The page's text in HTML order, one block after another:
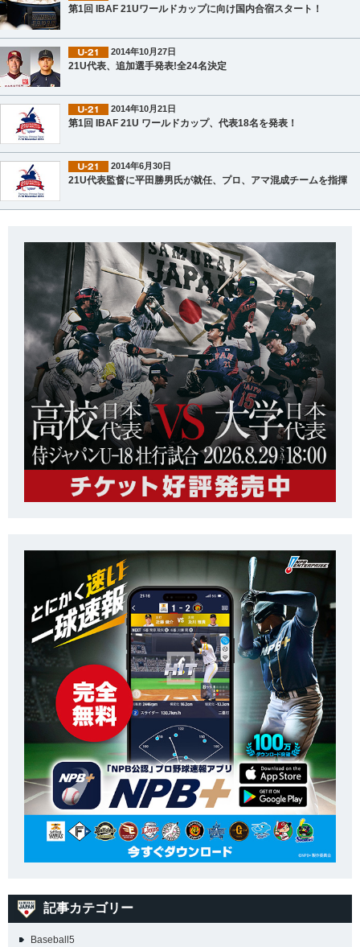
第1回 IBAF 21Uワールドカップに向け国内合宿スタート！
2014年10月27日
21U代表、追加選手発表!全24名決定
2014年10月21日
第1回 IBAF 21U ワールドカップ、代表18名を発表！
2014年6月30日
21U代表監督に平田勝男氏が就任、プロ、アマ混成チームを指揮
記事カテゴリー
Baseball5